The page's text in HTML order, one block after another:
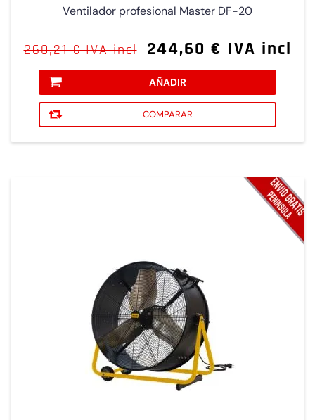
Ventilador profesional Master DF-20
260,21 € IVA incl 244,60 € IVA incl
AÑADIR
COMPARAR